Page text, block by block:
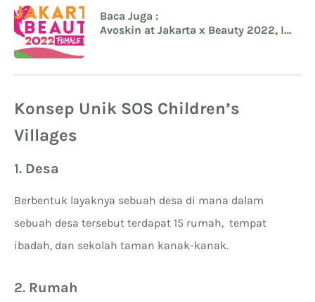
Baca Juga :
Avoskin at Jakarta x Beauty 2022, Ini
Konsep Unik SOS Children’s
Villages
1. Desa
Berbentuk layaknya sebuah desa di mana dalam
sebuah desa tersebut terdapat 15 rumah, tempat
ibadah, dan sekolah taman kanak-kanak.
2. Rumah